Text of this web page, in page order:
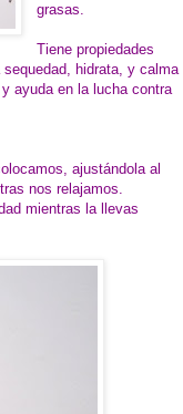
grasas.
Tiene propiedades
hidrata, y calma
ayuda en la lucha contra
ajustándola al
nos relajamos.
mientras la llevas